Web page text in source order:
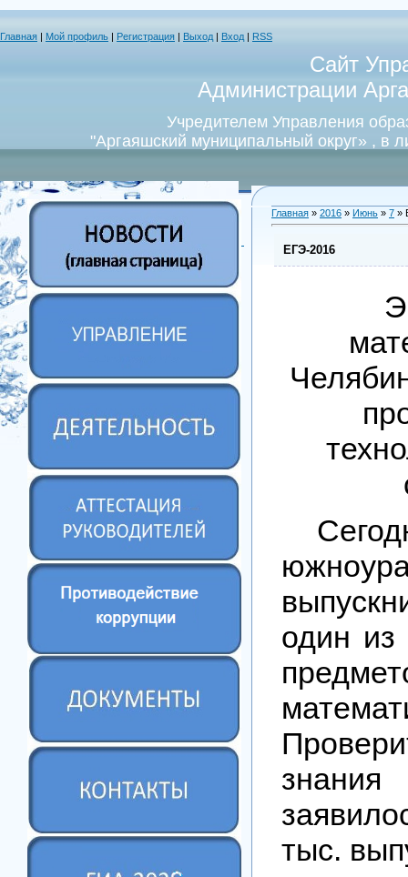
Главная Мой профиль Регистрация Выход Вход RSS
Сайт
Администрации
Учредителем Управления
"Аргаяшский муниципальный округ» , в
Главная » 2016 » Июнь » 7 »
ЕГЭ-2016
один из
тыс.